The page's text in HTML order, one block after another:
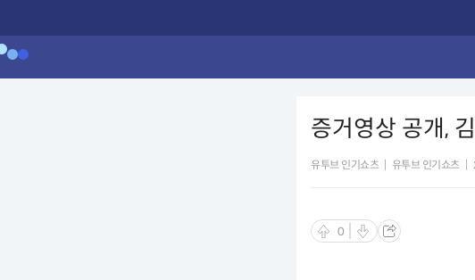
증거영상 공개,
유투브 인기쇼츠 유투브 인기쇼츠
0